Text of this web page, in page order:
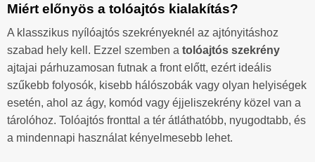
Miért előnyös a tolóajtós kialakítás?
A klasszikus nyílóajtós szekrényeknél az ajtónyitáshoz
szabad hely kell. Ezzel szemben a tolóajtós szekrény
ajtajai párhuzamosan futnak a front előtt, ezért ideális
szűkebb folyosók, kisebb hálószobák vagy olyan helyiségek
esetén, ahol az ágy, komód vagy éjjeliszekrény közel van a
tárolóhoz. Tolóajtós fronttal a tér átláthatóbb, nyugodtabb, és
a mindennapi használat kényelmesebb lehet.